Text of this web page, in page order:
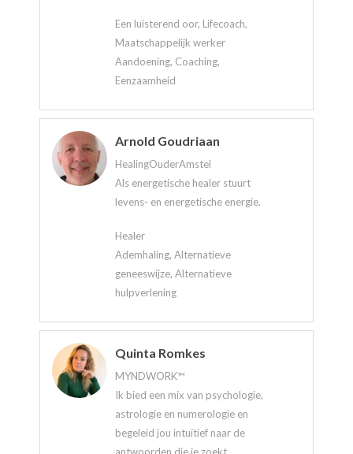
Een luisterend oor, Lifecoach,
Maatschappelijk werker
Aandoening, Coaching,
Eenzaamheid
Arnold Goudriaan
HealingOuderAmstel
Als energetische healer stuurt
levens- en energetische energie.
Healer
Ademhaling, Alternatieve
geneeswijze, Alternatieve
hulpverlening
Quinta Romkes
MYNDWORK™
Ik bied een mix van psychologie,
astrologie en numerologie en
begeleid jou intuïtief naar de